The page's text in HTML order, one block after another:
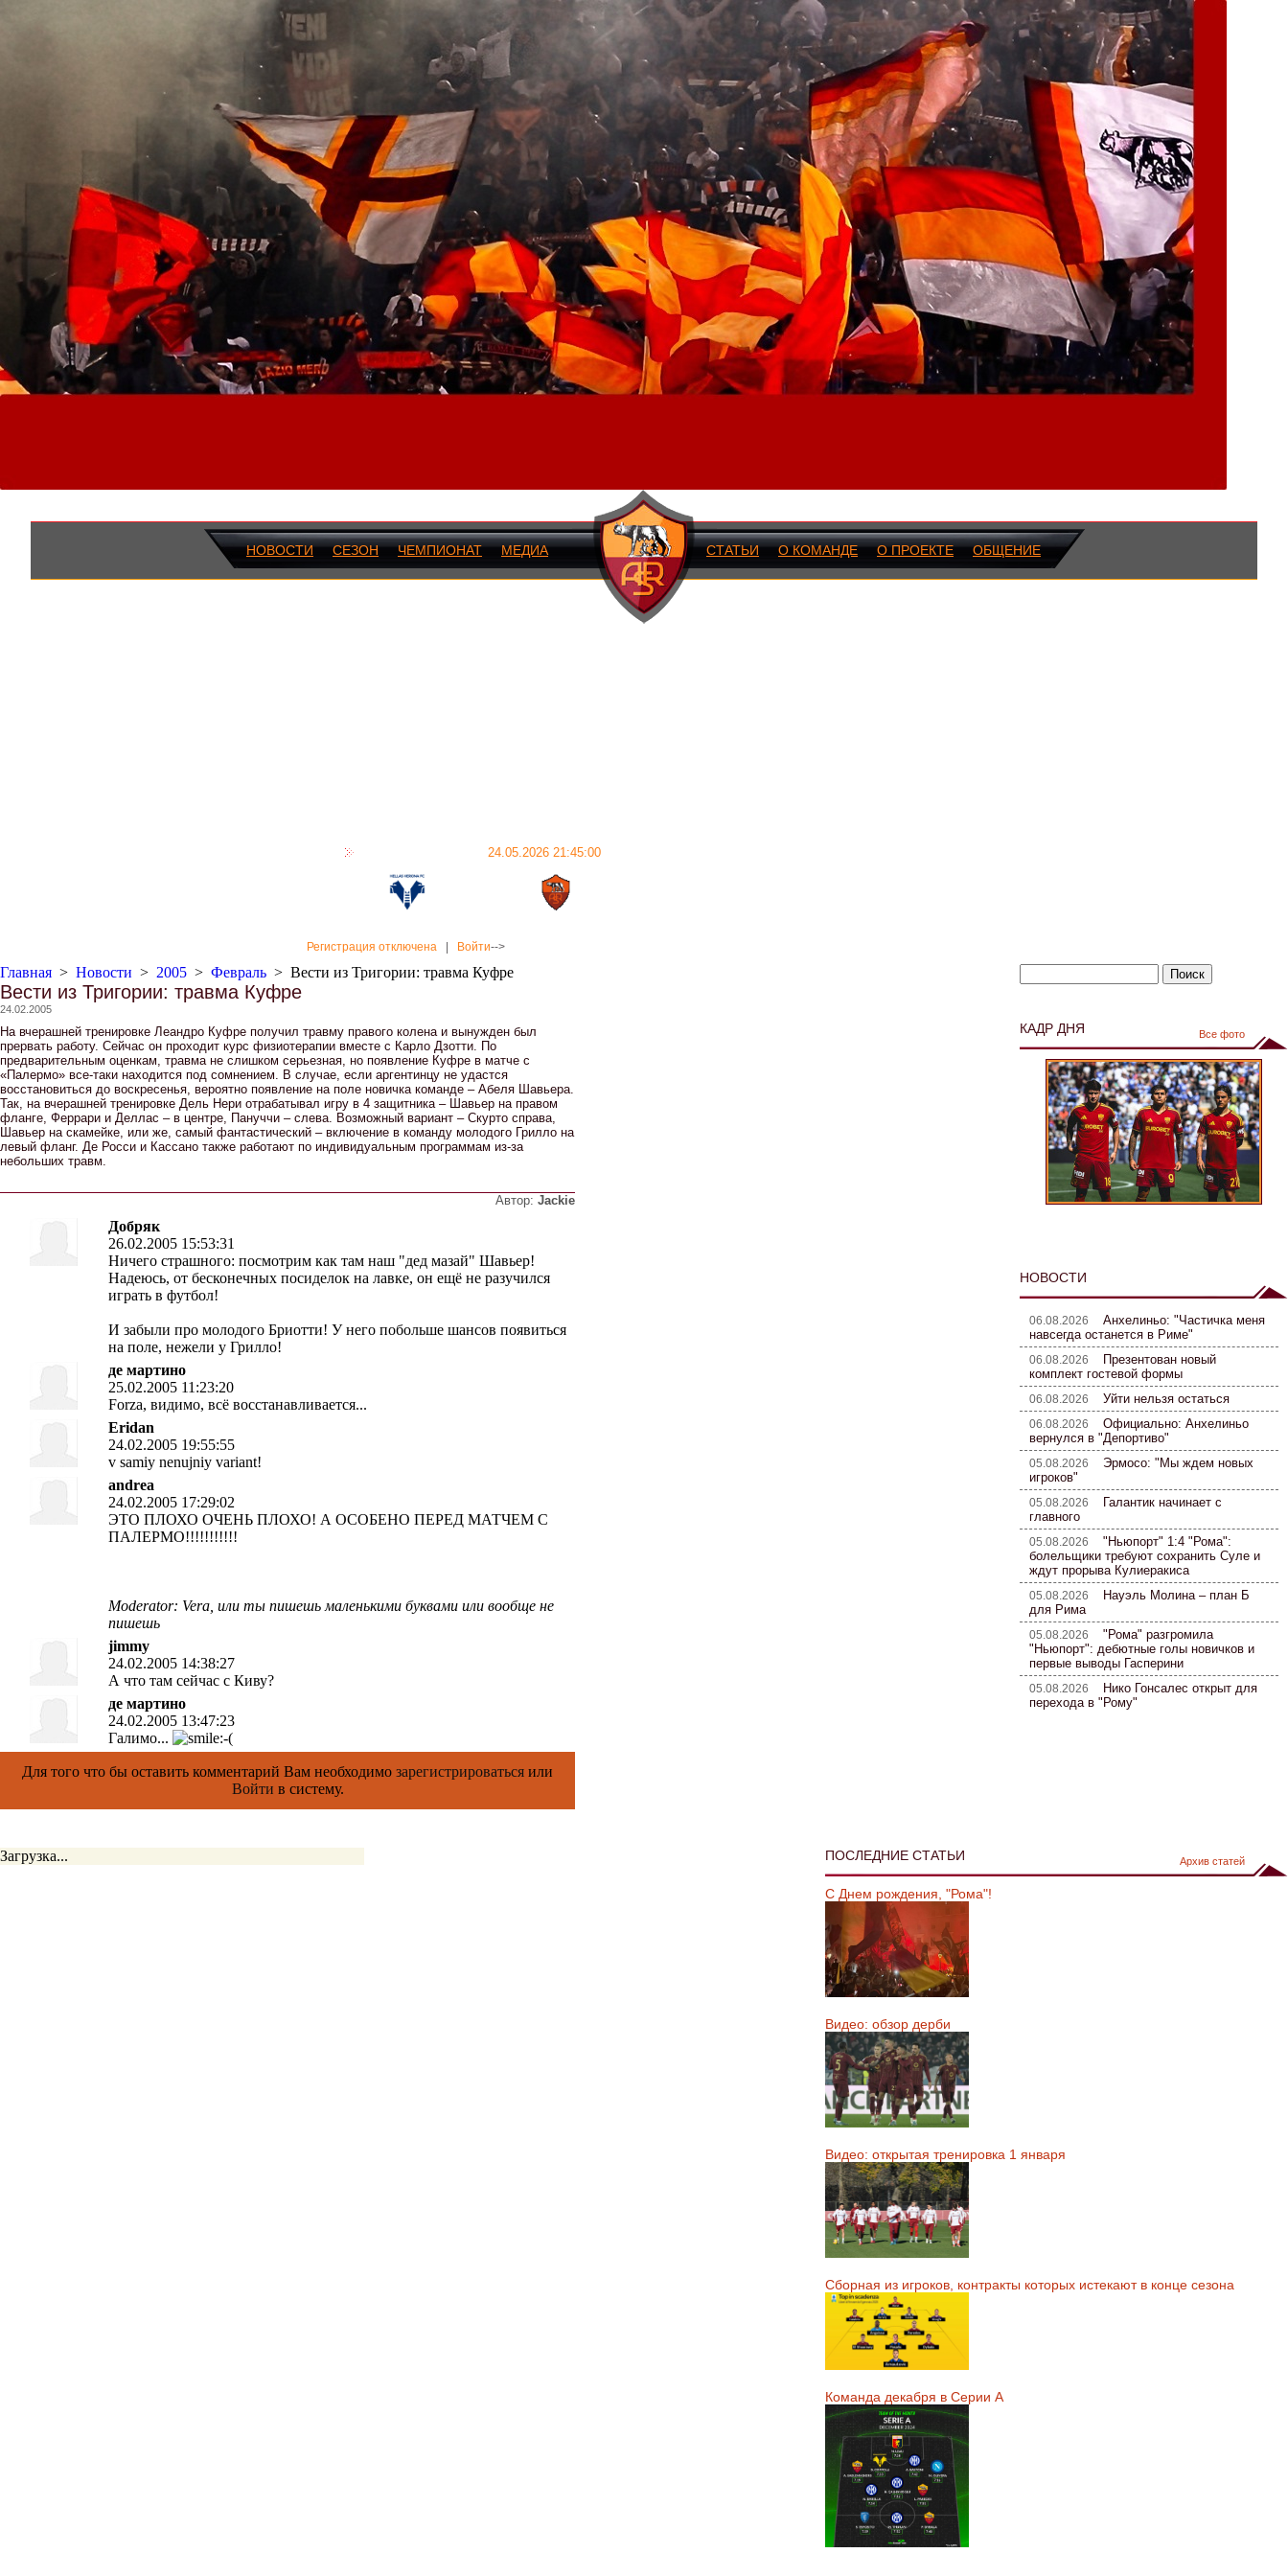
НОВОСТИ СЕЗОН ЧЕМПИОНАТ МЕДИА СТАТЬИ О КОМАНДЕ О ПРОЕКТЕ ОБЩЕНИЕ
24.05.2026 21:45:00
Регистрация отключена Войти-->
Главная > Новости > 2005 > Февраль > Вести из Тригории: травма Куфре
Вести из Тригории: травма Куфре
24.02.2005
На вчерашней тренировке Леандро Куфре получил травму правого колена и вынужден был
прервать работу. Сейчас он проходит курс физиотерапии вместе с Карло Дзотти. По
предварительным оценкам, травма не слишком серьезная, но появление Куфре в матче с
«Палермо» все-таки находится под сомнением. В случае, если аргентинцу не удастся
восстановиться до воскресенья, вероятно появление на поле новичка команде – Абеля Шавьера.
Так, на вчерашней тренировке Дель Нери отрабатывал игру в 4 защитника – Шавьер на правом
фланге, Феррари и Деллас – в центре, Пануччи – слева. Возможный вариант – Скурто справа,
Шавьер на скамейке, или же, самый фантастический – включение в команду молодого Грилло на
левый фланг. Де Росси и Кассано также работают по индивидуальным программам из-за
небольших травм.
Автор: Jackie
Добряк
26.02.2005 15:53:31
Ничего страшного: посмотрим как там наш "дед мазай" Шавьер!
Надеюсь, от бесконечных посиделок на лавке, он ещё не разучился
играть в футбол!
И забыли про молодого Бриотти! У него побольше шансов появиться
на поле, нежели у Грилло!
де мартино
25.02.2005 11:23:20
Forza, видимо, всё восстанавливается...
Eridan
24.02.2005 19:55:55
v samiy nenujniy variant!
andrea
24.02.2005 17:29:02
ЭТО ПЛОХО ОЧЕНЬ ПЛОХО! А ОСОБЕНО ПЕРЕД МАТЧЕМ С
ПАЛЕРМО!!!!!!!!!!!
Moderator: Vera, или ты пишешь маленькими буквами или вообще не
пишешь
jimmy
24.02.2005 14:38:27
А что там сейчас с Киву?
де мартино
24.02.2005 13:47:23
Галимо...
Для того что бы оставить комментарий Вам необходимо зарегистрироваться или
Войти в систему.
КАДР ДНЯ Все фото
НОВОСТИ
06.08.2026 Анхелиньо: "Частичка меня
навсегда останется в Риме"
06.08.2026
Презентован новый
комплект гостевой формы
06.08.2026 Уйти нельзя остаться
06.08.2026 Официально: Анхелиньо
вернулся в "Депортиво"
05.08.2026 Эрмосо: "Мы ждем новых
игроков"
05.08.2026
Галантик начинает с
главного
05.08.2026 "Ньюпорт" 1:4 "Рома":
болельщики требуют сохранить Суле и
ждут прорыва Кулиеракиса
05.08.2026
Науэль Молина – план Б
для Рима
05.08.2026 "Рома" разгромила
"Ньюпорт": дебютные голы новичков и
первые выводы Гасперини
05.08.2026
Нико Гонсалес открыт для
перехода в "Рому"
Загрузка... ПОСЛЕДНИЕ СТАТЬИ Архив статей
С Днем рождения, "Рома"!
Видео: обзор дерби
Видео: открытая тренировка 1 января
Сборная из игроков, контракты которых истекают в конце сезона
Команда декабря в Серии А